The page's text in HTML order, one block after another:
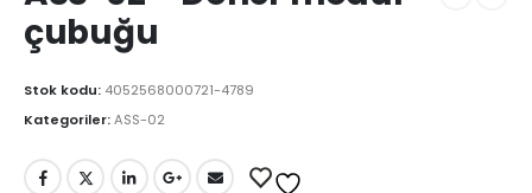
çubuğu
Stok kodu: 4052568000721-4789
Kategoriler:ASS-02